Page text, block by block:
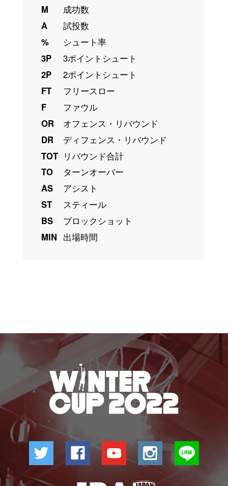
M
成功数
A
試投数
%
シュート率
3P
3ポイントシュート
2P
2ポイントシュート
FT
フリースロー
F
ファウル
OR
オフェンス・リバウンド
DR
ディフェンス・リバウンド
TOT リバウンド合計
TO
ターンオーバー
AS
アシスト
ST
スティール
BS
ブロックショット
MIN 出場時間